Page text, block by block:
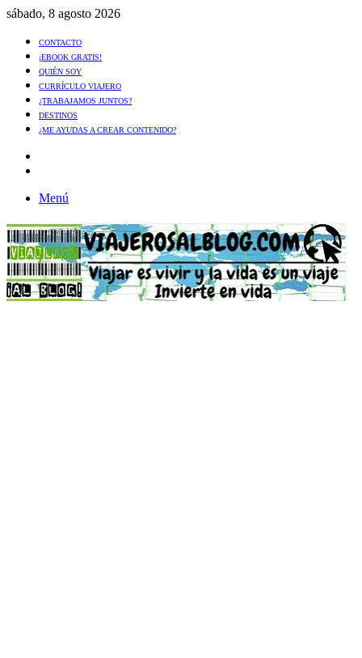
sábado, 8 agosto 2026
CONTACTO
¡EBOOK GRATIS!
QUIÉN SOY
CURRÍCULO VIAJERO
¿TRABAJAMOS JUNTOS?
DESTINOS
¿ME AYUDAS A CREAR CONTENIDO?
Menú